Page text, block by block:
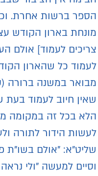
ברשות אחרת.
בארון הקודש
לעמוד] אולם
כל שהארון
במשנה ברורה
חיוב לעמוד בעת
בכל זה במקומה
הידור לתורה
"אולם בשו"ת
למעשה "ולי